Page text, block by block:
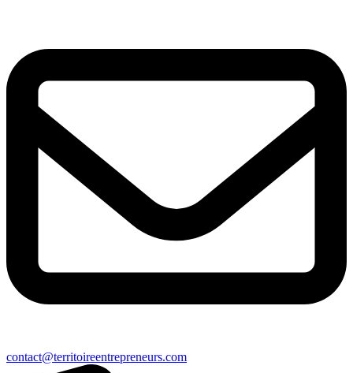
contact@territoireentrepreneurs.com